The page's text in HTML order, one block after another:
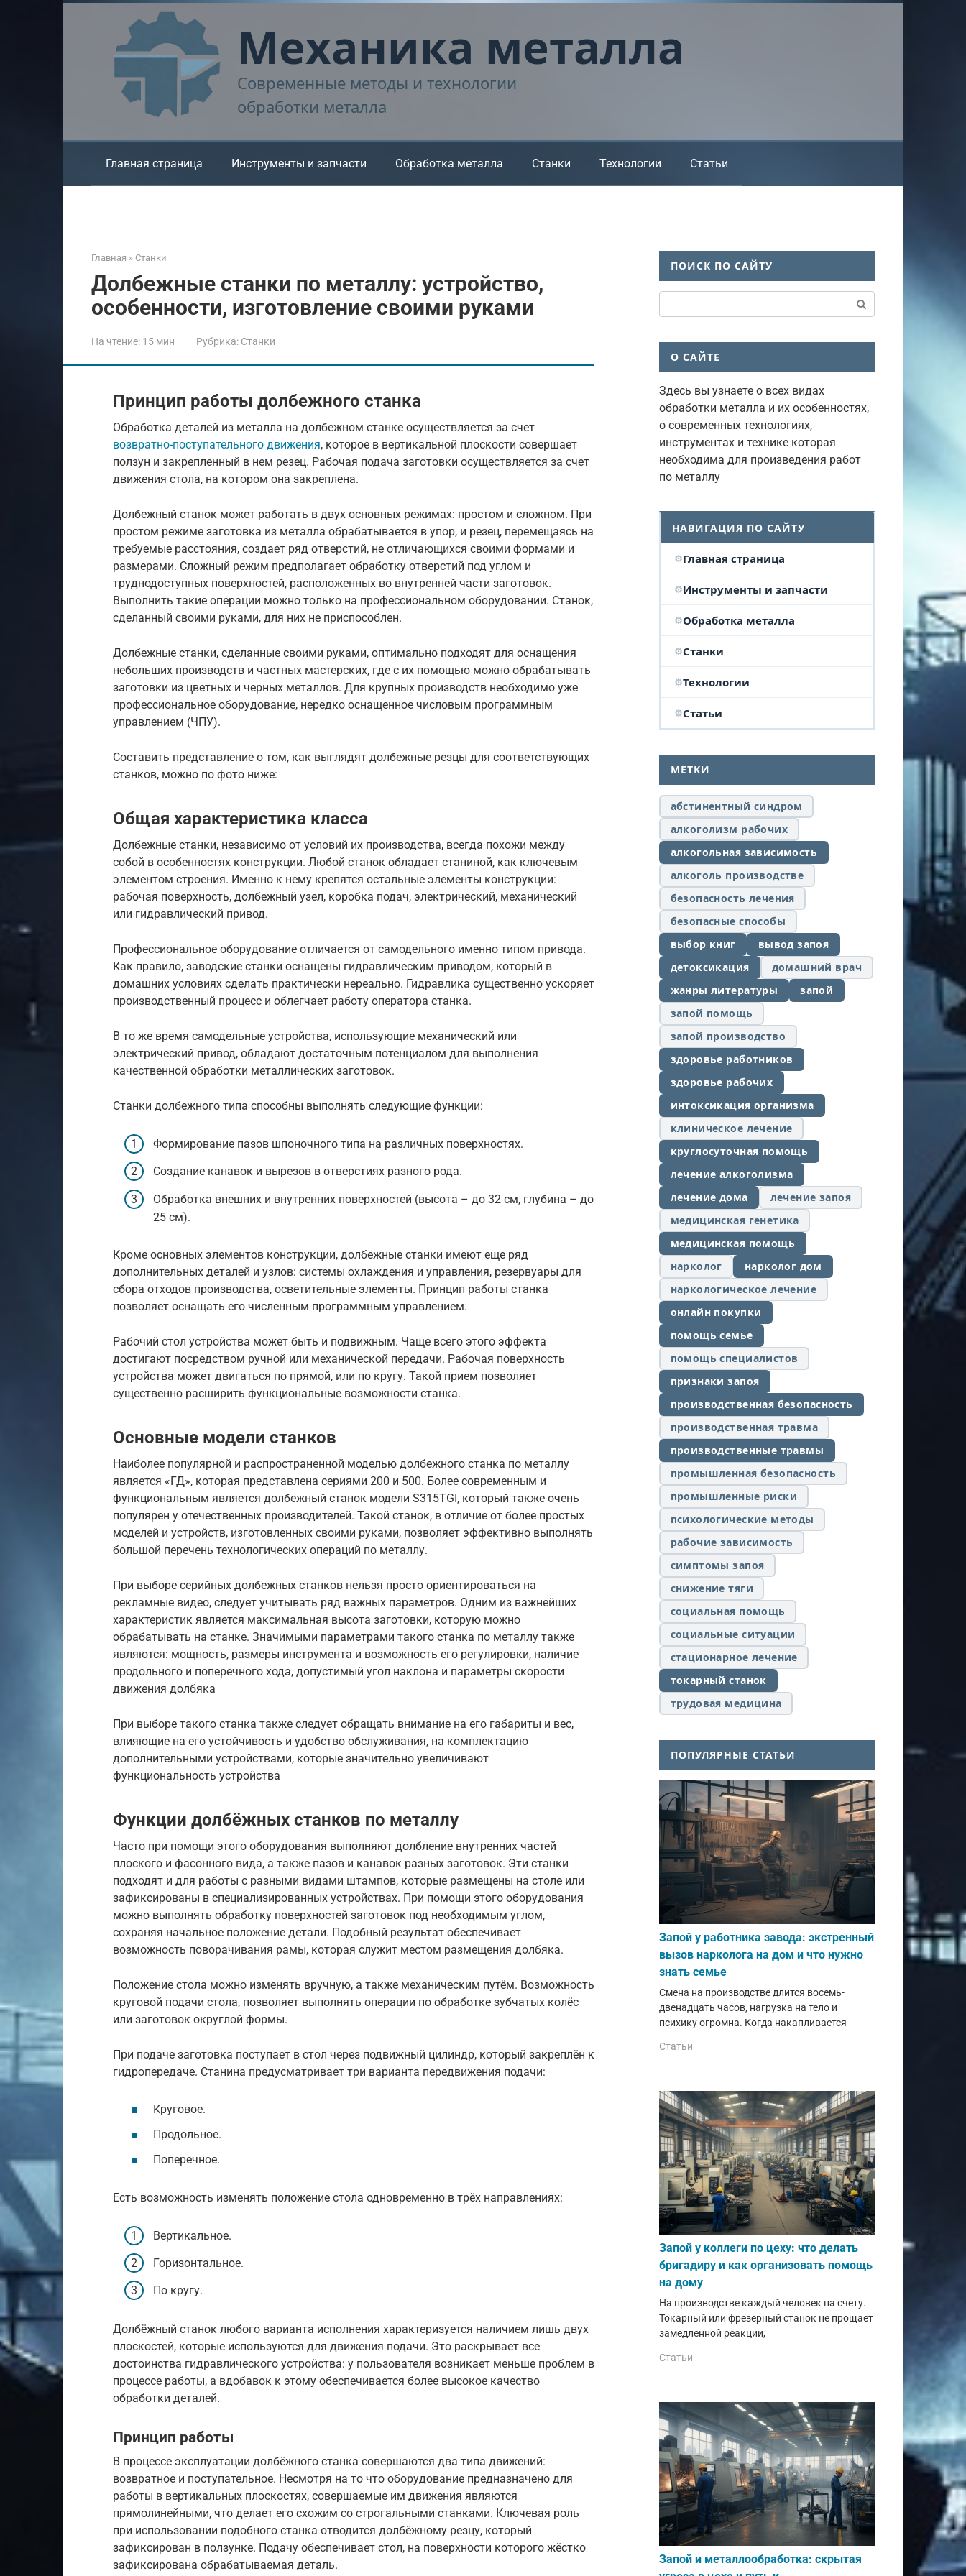
Механика металла
Современные методы и технологии
обработки металла
Главная страница Инструменты и запчасти Обработка металла Станки Технологии Статьи
Главная » Станки
Долбежные станки по металлу: устройство,
особенности, изготовление своими руками
На чтение: 15 мин Рубрика: Станки
Принцип работы долбежного станка
Обработка деталей из металла на долбежном станке осуществляется за счет
возвратно-поступательного движения, которое в вертикальной плоскости совершает
ползун и закрепленный в нем резец. Рабочая подача заготовки осуществляется за счет
движения стола, на котором она закреплена.
Долбежный станок может работать в двух основных режимах: простом и сложном. При
простом режиме заготовка из металла обрабатывается в упор, и резец, перемещаясь на
требуемые расстояния, создает ряд отверстий, не отличающихся своими формами и
размерами. Сложный режим предполагает обработку отверстий под углом и
труднодоступных поверхностей, расположенных во внутренней части заготовок.
Выполнить такие операции можно только на профессиональном оборудовании. Станок,
сделанный своими руками, для них не приспособлен.
Долбежные станки, сделанные своими руками, оптимально подходят для оснащения
небольших производств и частных мастерских, где с их помощью можно обрабатывать
заготовки из цветных и черных металлов. Для крупных производств необходимо уже
профессиональное оборудование, нередко оснащенное числовым программным
управлением (ЧПУ).
Составить представление о том, как выглядят долбежные резцы для соответствующих
станков, можно по фото ниже:
Общая характеристика класса
Долбежные станки, независимо от условий их производства, всегда похожи между
собой в особенностях конструкции. Любой станок обладает станиной, как ключевым
элементом строения. Именно к нему крепятся остальные элементы конструкции:
рабочая поверхность, долбежный узел, коробка подач, электрический, механический
или гидравлический привод.
Профессиональное оборудование отличается от самодельного именно типом привода.
Как правило, заводские станки оснащены гидравлическим приводом, который в
домашних условиях сделать практически нереально. Гидравлика существенно ускоряет
производственный процесс и облегчает работу оператора станка.
В то же время самодельные устройства, использующие механический или
электрический привод, обладают достаточным потенциалом для выполнения
качественной обработки металлических заготовок.
Станки долбежного типа способны выполнять следующие функции:
Формирование пазов шпоночного типа на различных поверхностях.
Создание канавок и вырезов в отверстиях разного рода.
Обработка внешних и внутренних поверхностей (высота – до 32 см, глубина – до
25 см).
Кроме основных элементов конструкции, долбежные станки имеют еще ряд
дополнительных деталей и узлов: системы охлаждения и управления, резервуары для
сбора отходов производства, осветительные элементы. Принцип работы станка
позволяет оснащать его численным программным управлением.
Рабочий стол устройства может быть и подвижным. Чаще всего этого эффекта
достигают посредством ручной или механической передачи. Рабочая поверхность
устройства может двигаться по прямой, или по кругу. Такой прием позволяет
существенно расширить функциональные возможности станка.
Основные модели станков
Наиболее популярной и распространенной моделью долбежного станка по металлу
является «ГД», которая представлена сериями 200 и 500. Более современным и
функциональным является долбежный станок модели S315TGI, который также очень
популярен у отечественных производителей. Такой станок, в отличие от более простых
моделей и устройств, изготовленных своими руками, позволяет эффективно выполнять
большой перечень технологических операций по металлу.
При выборе серийных долбежных станков нельзя просто ориентироваться на
рекламные видео, следует учитывать ряд важных параметров. Одним из важнейших
характеристик является максимальная высота заготовки, которую можно
обрабатывать на станке. Значимыми параметрами такого станка по металлу также
являются: мощность, размеры инструмента и возможность его регулировки, наличие
продольного и поперечного хода, допустимый угол наклона и параметры скорости
движения долбяка
При выборе такого станка также следует обращать внимание на его габариты и вес,
влияющие на его устойчивость и удобство обслуживания, на комплектацию
дополнительными устройствами, которые значительно увеличивают
функциональность устройства
Функции долбёжных станков по металлу
Часто при помощи этого оборудования выполняют долбление внутренних частей
плоского и фасонного вида, а также пазов и канавок разных заготовок. Эти станки
подходят и для работы с разными видами штампов, которые размещены на столе или
зафиксированы в специализированных устройствах. При помощи этого оборудования
можно выполнять обработку поверхностей заготовок под необходимым углом,
сохраняя начальное положение детали. Подобный результат обеспечивает
возможность поворачивания рамы, которая служит местом размещения долбяка.
Положение стола можно изменять вручную, а также механическим путём. Возможность
круговой подачи стола, позволяет выполнять операции по обработке зубчатых колёс
или заготовок округлой формы.
При подаче заготовка поступает в стол через подвижный цилиндр, который закреплён к
гидропередаче. Станина предусматривает три варианта передвижения подачи:
Круговое.
Продольное.
Поперечное.
Есть возможность изменять положение стола одновременно в трёх направлениях:
Вертикальное.
Горизонтальное.
По кругу.
Долбёжный станок любого варианта исполнения характеризуется наличием лишь двух
плоскостей, которые используются для движения подачи. Это раскрывает все
достоинства гидравлического устройства: у пользователя возникает меньше проблем в
процессе работы, а вдобавок к этому обеспечивается более высокое качество
обработки деталей.
Принцип работы
В процессе эксплуатации долбёжного станка совершаются два типа движений:
возвратное и поступательное. Несмотря на то что оборудование предназначено для
работы в вертикальных плоскостях, совершаемые им движения являются
прямолинейными, что делает его схожим со строгальными станками. Ключевая роль
при использовании подобного станка отводится долбёжному резцу, который
зафиксирован в ползунке. Подачу обеспечивает стол, на поверхности которого жёстко
зафиксирована обрабатываемая деталь.
ПОИСК ПО САЙТУ
О САЙТЕ
Здесь вы узнаете о всех видах
обработки металла и их особенностях,
о современных технологиях,
инструментах и технике которая
необходима для произведения работ
по металлу
НАВИГАЦИЯ ПО САЙТУ
Главная страница
Инструменты и запчасти
Обработка металла
Станки
Технологии
Статьи
МЕТКИ
абстинентный синдром
алкоголизм рабочих
алкогольная зависимость
алкоголь производстве
безопасность лечения
безопасные способы
выбор книг
вывод запоя
детоксикация
домашний врач
жанры литературы
запой
запой помощь
запой производство
здоровье работников
здоровье рабочих
интоксикация организма
клиническое лечение
круглосуточная помощь
лечение алкоголизма
лечение дома
лечение запоя
медицинская генетика
медицинская помощь
нарколог
нарколог дом
наркологическое лечение
онлайн покупки
помощь семье
помощь специалистов
признаки запоя
производственная безопасность
производственная травма
производственные травмы
промышленная безопасность
промышленные риски
психологические методы
рабочие зависимость
симптомы запоя
снижение тяги
социальная помощь
социальные ситуации
стационарное лечение
токарный станок
трудовая медицина
ПОПУЛЯРНЫЕ СТАТЬИ
Запой у работника завода: экстренный
вызов нарколога на дом и что нужно
знать семье
Смена на производстве длится восемь-
двенадцать часов, нагрузка на тело и
психику огромна. Когда накапливается
Статьи
Запой у коллеги по цеху: что делать
бригадиру и как организовать помощь
на дому
На производстве каждый человек на счету.
Токарный или фрезерный станок не прощает
замедленной реакции,
Статьи
Запой и металлообработка: скрытая